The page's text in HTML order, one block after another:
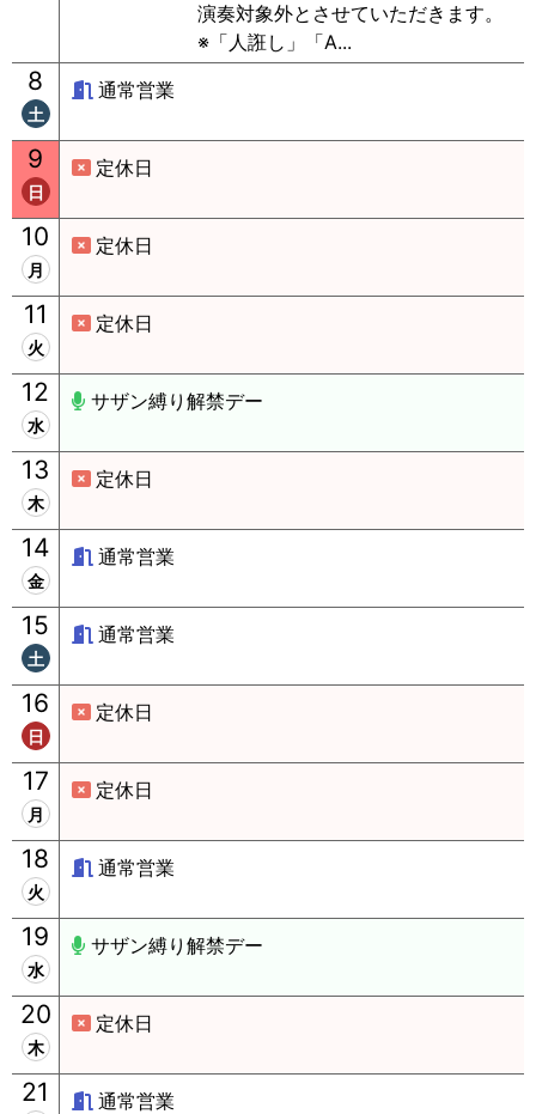
演奏対象外とさせていただきます。
※「人誑し」「A...
8
土
通常営業
9
日
定休日
10
月
定休日
11
火
定休日
12
水
サザン縛り解禁デー
13
木
定休日
14
金
通常営業
15
土
通常営業
16
日
定休日
17
月
定休日
18
火
通常営業
19
水
サザン縛り解禁デー
20
木
定休日
21 通常営業